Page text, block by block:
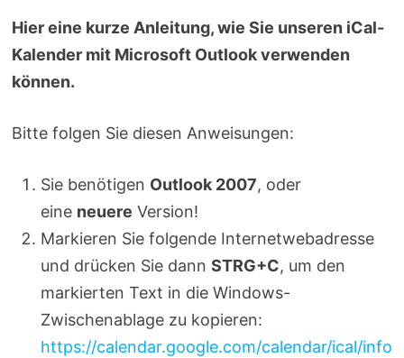
Hier eine kurze Anleitung, wie Sie unseren iCal-
Kalender mit Microsoft Outlook verwenden
können.
Bitte folgen Sie diesen Anweisungen:
Sie benötigen Outlook 2007, oder
eine neuere Version!
Markieren Sie folgende Internetwebadresse
und drücken Sie dann STRG+C, um den
markierten Text in die Windows-
Zwischenablage zu kopieren:
https://calendar.google.com/calendar/ical/info